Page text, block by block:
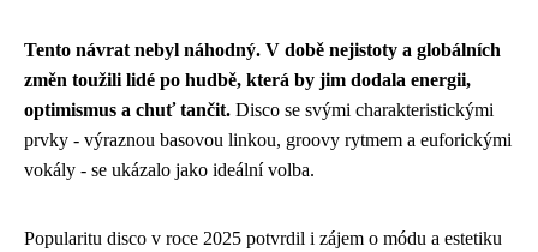
Tento návrat nebyl náhodný. V době nejistoty a globálních
změn toužili lidé po hudbě, která by jim dodala energii,
optimismus a chuť tančit. Disco se svými charakteristickými
prvky - výraznou basovou linkou, groovy rytmem a euforickými
vokály - se ukázalo jako ideální volba.
Popularitu disco v roce 2025 potvrdil i zájem o módu a estetiku